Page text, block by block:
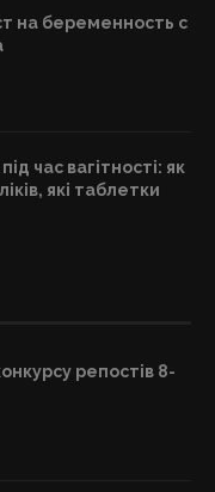
на беременность с
час вагітності: як
які таблетки
репостів 8-